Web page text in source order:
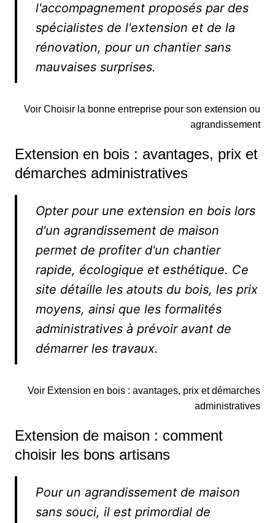
l'accompagnement proposés par des
spécialistes de l'extension et de la
rénovation, pour un chantier sans
mauvaises surprises.
Voir Choisir la bonne entreprise pour son extension ou
agrandissement
Extension en bois : avantages, prix et
démarches administratives
Opter pour une extension en bois lors
d'un agrandissement de maison
permet de profiter d'un chantier
rapide, écologique et esthétique. Ce
site détaille les atouts du bois, les prix
moyens, ainsi que les formalités
administratives à prévoir avant de
démarrer les travaux.
Voir Extension en bois : avantages, prix et démarches
administratives
Extension de maison : comment
choisir les bons artisans
Pour un agrandissement de maison
sans souci, il est primordial de